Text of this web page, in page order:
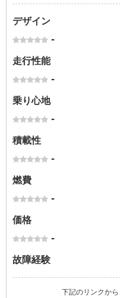
デザイン
-
走行性能
-
乗り心地
-
積載性
-
燃費
-
価格
-
故障経験
下記のリンクから